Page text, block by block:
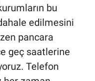
bu
edilmesini
pancara
geç saatlerine
Telefon